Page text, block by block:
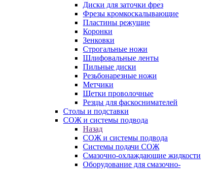
Диски для заточки фрез
Фрезы кромкоскалывающие
Пластины режущие
Коронки
Зенковки
Строгальные ножи
Шлифовальные ленты
Пильные диски
Резьбонарезные ножи
Метчики
Щетки проволочные
Резцы для фаскоснимателей
Столы и подставки
СОЖ и системы подвода
Назад
СОЖ и системы подвода
Системы подачи СОЖ
Смазочно-охлаждающие жидкости
Оборудование для смазочно-